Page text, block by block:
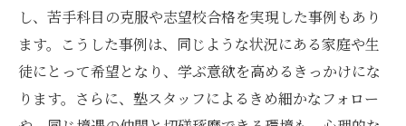
し、苦手科目の克服や志望校合格を実現した事例もあり
ます。こうした事例は、同じような状況にある家庭や生
徒にとって希望となり、学ぶ意欲を高めるきっかけにな
ります。さらに、塾スタッフによるきめ細かなフォロー